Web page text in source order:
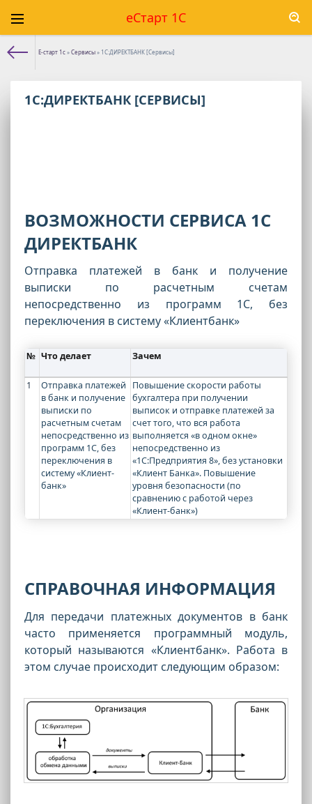
еСтарт 1С
Е-старт 1с»Сервисы» 1С:ДИРЕКТБАНК [Сервисы]
1С:ДИРЕКТБАНК [СЕРВИСЫ]
ВОЗМОЖНОСТИ СЕРВИСА 1С
ДИРЕКТБАНК
Отправка платежей в банк и получение
выписки по расчетным счетам
непосредственно из программ 1С, без
переключения в систему «Клиентбанк»
№ Что делает Зачем
1
Отправка платежей
в банк и получение
выписки по
расчетным счетам
непосредственно из
программ 1С, без
переключения в
систему «Клиент-
банк»
Повышение скорости работы
бухгалтера при получении
выписок и отправке платежей за
счет того, что вся работа
выполняется «в одном окне»
непосредственно из
«1С:Предприятия 8», без установки
«Клиент Банка». Повышение
уровня безопасности (по
сравнению с работой через
«Клиент-банк»)
СПРАВОЧНАЯ ИНФОРМАЦИЯ
Для передачи платежных документов в банк
часто применяется программный модуль,
который называются «Клиентбанк». Работа в
этом случае происходит следующим образом: